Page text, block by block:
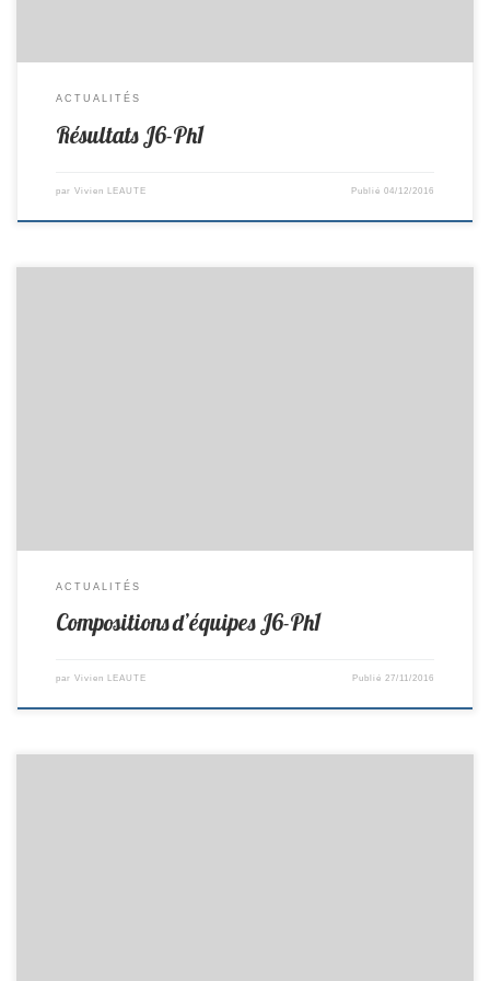
ACTUALITÉS
Résultats J6-Ph1
par Vivien LEAUTE Publié04/12/2016
ACTUALITÉS
Compositions d’équipes J6-Ph1
par Vivien LEAUTE Publié27/11/2016